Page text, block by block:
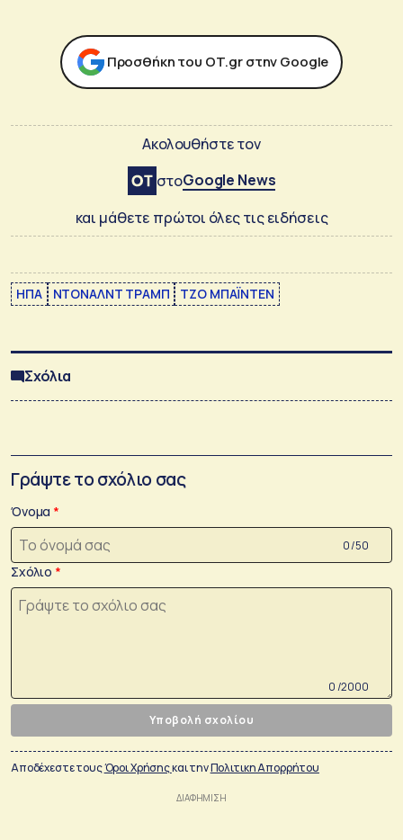
Προσθήκη του ΟΤ.gr στην Google
Ακολουθήστε τον
στοGoogle News
και μάθετε πρώτοι όλες τις ειδήσεις
ΗΠΑ ΝΤΟΝΑΛΝΤ ΤΡΑΜΠ ΤΖΟ ΜΠΑΪΝΤΕΝ
Σχόλια
Γράψτε το σχόλιο σας
Όνομα
0 /50
Σχόλιο
0 /2000
Υποβολή σχολίου
Αποδέχεστε τουςΌροι Χρήσηςκαι τηνΠολιτικη Απορρήτου